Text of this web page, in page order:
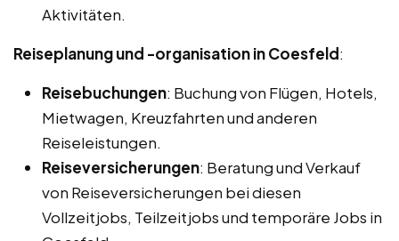
Aktivitäten.
Reiseplanung und -organisation in Coesfeld:
Reisebuchungen: Buchung von Flügen, Hotels,
Mietwagen, Kreuzfahrten und anderen
Reiseleistungen.
Reiseversicherungen: Beratung und Verkauf
von Reiseversicherungen bei diesen
Vollzeitjobs, Teilzeitjobs und temporäre Jobs in